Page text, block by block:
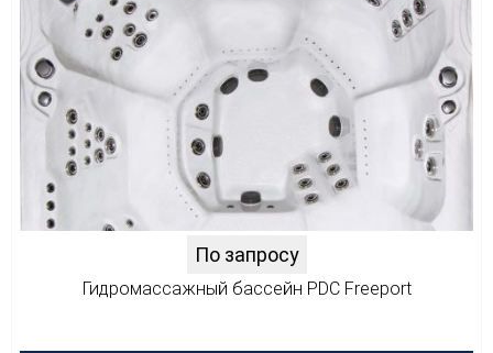
По запросу
Гидромассажный бассейн PDC Freeport